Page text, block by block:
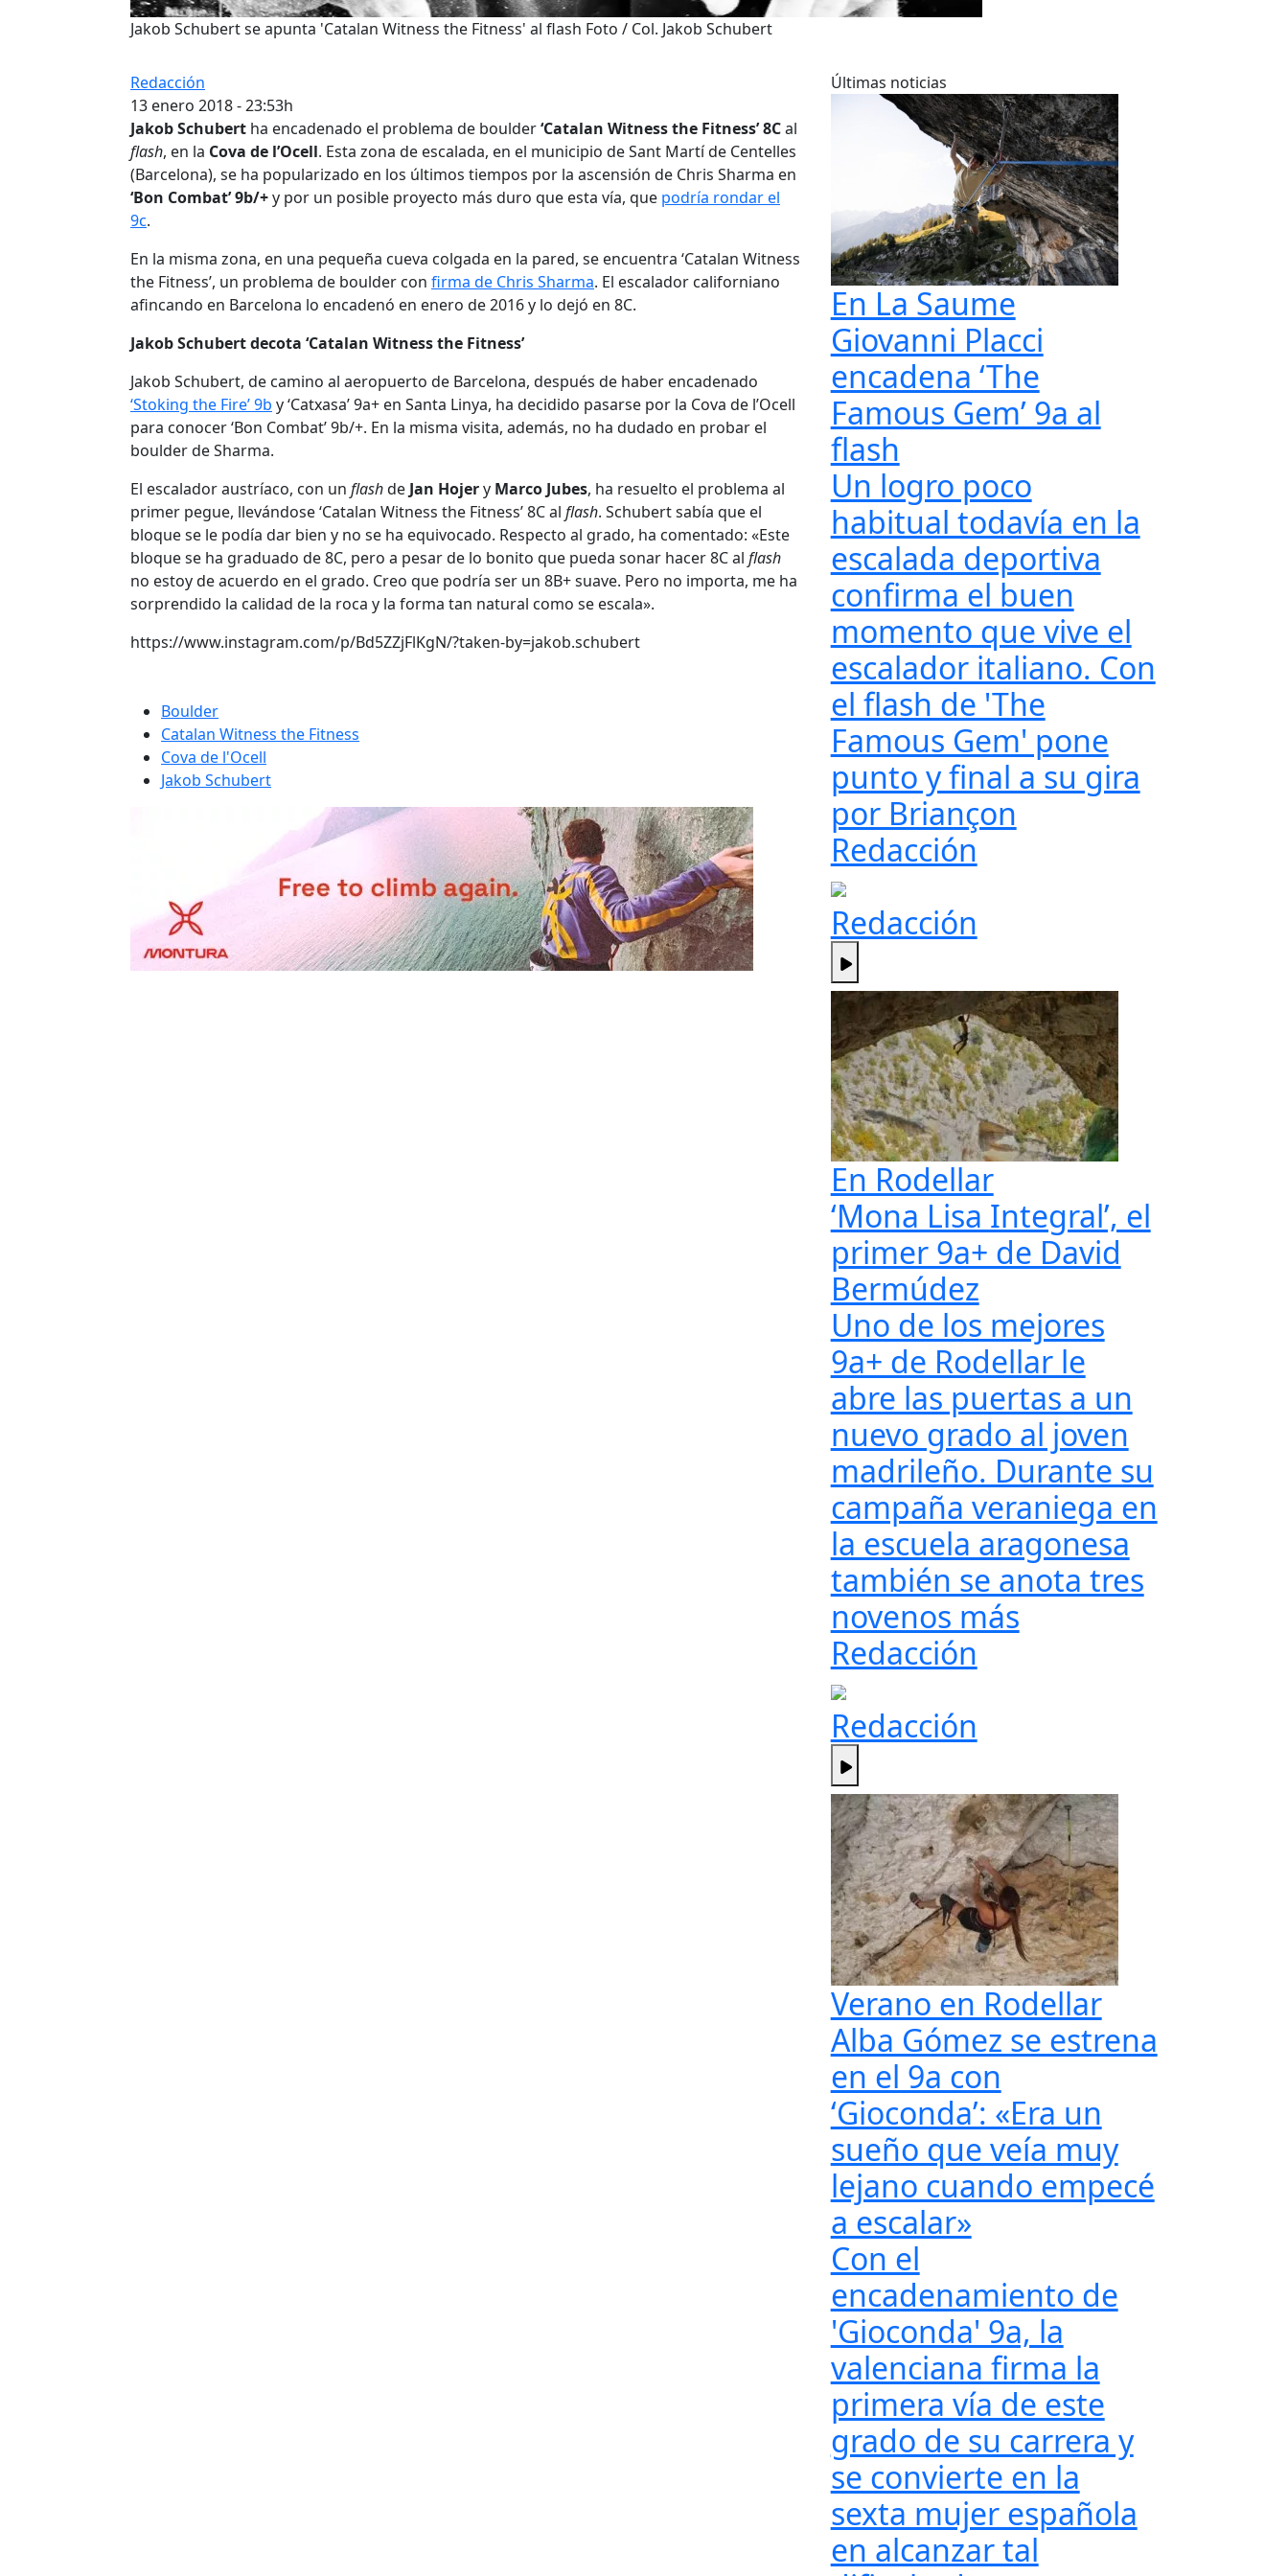
Jakob Schubert se apunta 'Catalan Witness the Fitness' al flash Foto / Col. Jakob Schubert
Redacción
13 enero 2018 - 23:53h
Jakob Schubert ha encadenado el problema de boulder‘Catalan Witness the Fitness’ 8Cal
flash, en la Cova de l’Ocell. Esta zona de escalada, en el municipio de Sant Martí de Centelles
(Barcelona), se ha popularizado en los últimos tiempos por la ascensión de Chris Sharma en
‘Bon Combat’ 9b/+y por un posible proyecto más duro que esta vía, que podría rondar el
9c.
En la misma zona, en una pequeña cueva colgada en la pared, se encuentra ‘Catalan Witness
the Fitness’, un problema de boulder con firma de Chris Sharma. El escalador californiano
afincando en Barcelona lo encadenó en enero de 2016 y lo dejó en 8C.
Jakob Schubert decota ‘Catalan Witness the Fitness’
Jakob Schubert, de camino al aeropuerto de Barcelona, después de haber encadenado
‘Stoking the Fire’ 9b y ‘Catxasa’ 9a+ en Santa Linya, ha decidido pasarse por la Cova de l’Ocell
para conocer ‘Bon Combat’ 9b/+. En la misma visita, además, no ha dudado en probar el
boulder de Sharma.
El escalador austríaco, con un flashde Jan Hojery Marco Jubes, ha resuelto el problema al
primer pegue, llevándose ‘Catalan Witness the Fitness’ 8C al flash. Schubert sabía que el
bloque se le podía dar bien y no se ha equivocado. Respecto al grado, ha comentado: «Este
bloque se ha graduado de 8C, pero a pesar de lo bonito que pueda sonar hacer 8C al flash
no estoy de acuerdo en el grado. Creo que podría ser un 8B+ suave. Pero no importa, me ha
sorprendido la calidad de la roca y la forma tan natural como se escala».
https://www.instagram.com/p/Bd5ZZjFlKgN/?taken-by=jakob.schubert
Boulder
Catalan Witness the Fitness
Cova de l'Ocell
Jakob Schubert
Últimas noticias
En La Saume
Giovanni Placci
encadena ‘The
Famous Gem’ 9a al
flash
Un logro poco
habitual todavía en la
escalada deportiva
confirma el buen
momento que vive el
escalador italiano. Con
el flash de 'The
Famous Gem' pone
punto y final a su gira
por Briançon
Redacción
Redacción
En Rodellar
‘Mona Lisa Integral’, el
primer 9a+ de David
Bermúdez
Uno de los mejores
9a+ de Rodellar le
abre las puertas a un
nuevo grado al joven
madrileño. Durante su
campaña veraniega en
la escuela aragonesa
también se anota tres
novenos más
Redacción
Redacción
Verano en Rodellar
Alba Gómez se estrena
en el 9a con
‘Gioconda’: «Era un
sueño que veía muy
lejano cuando empecé
a escalar»
Con el
encadenamiento de
'Gioconda' 9a, la
valenciana firma la
primera vía de este
grado de su carrera y
se convierte en la
sexta mujer española
en alcanzar tal